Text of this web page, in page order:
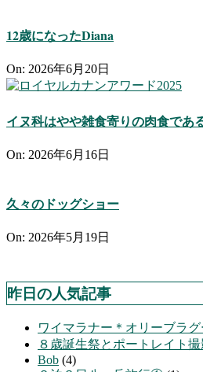
12歳になったDiana
On: 2026年6月20日
イヌ科はやや雑食寄りの肉食であ
On: 2026年6月16日
久々のドッグショー
On: 2026年5月19日
昨日の人気記事
ワイマラナー＊オリーブラグ
８歳誕生祭とポートレイト
Bob (4)